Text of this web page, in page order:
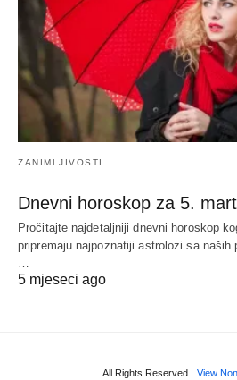
ZANIMLJIVOSTI
Dnevni horoskop za 5.
Pročitajte najdetaljniji dnevni horoskop
pripremaju najpoznatiji astrolozi sa naših
5 mjeseci ago
All Rights Reserved View